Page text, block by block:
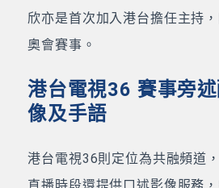
欣亦是首次加入港台擔任主持
奧會賽事。
港台電視36 賽事旁
像及手語
港台電視36則定位為共融頻道